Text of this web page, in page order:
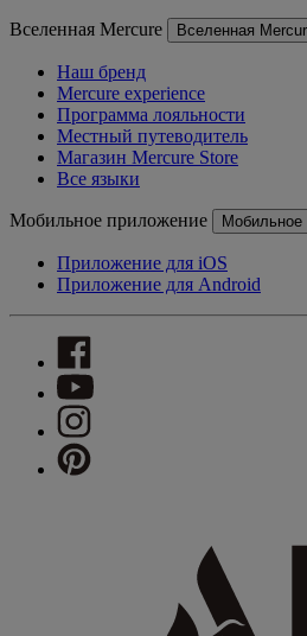
Вселенная Mercure Вселенная
Наш бренд
Mercure experience
Программа лояльности
Местный путеводитель
Магазин Mercure Store
Все языки
Мобильное приложение Мобильное
Приложение для iOS
Приложение для Android